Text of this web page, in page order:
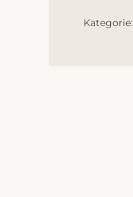
Kategorie: